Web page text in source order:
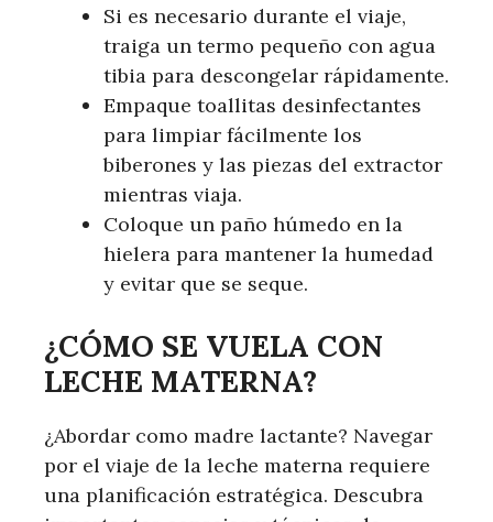
Si es necesario durante el viaje,
traiga un termo pequeño con agua
tibia para descongelar rápidamente.
Empaque toallitas desinfectantes
para limpiar fácilmente los
biberones y las piezas del extractor
mientras viaja.
Coloque un paño húmedo en la
hielera para mantener la humedad
y evitar que se seque.
¿CÓMO SE VUELA CON
LECHE MATERNA?
¿Abordar como madre lactante? Navegar
por el viaje de la leche materna requiere
una planificación estratégica. Descubra